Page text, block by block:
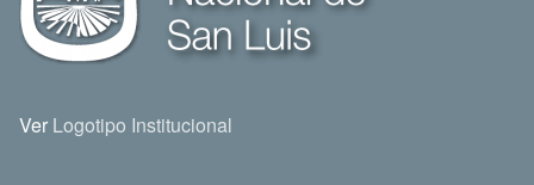
Ver Logotipo Institucional